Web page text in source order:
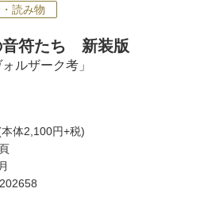
読み物
音符たち 新装版
ルザーク考」
本体2,100円+税)